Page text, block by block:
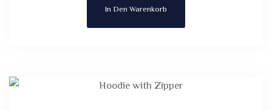
In Den Warenkorb